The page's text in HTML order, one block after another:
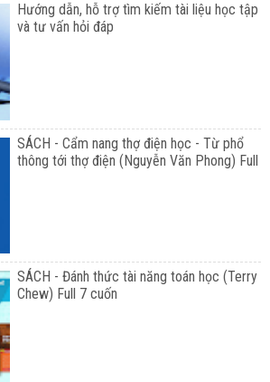
Hướng dẫn, hỗ trợ tìm kiếm tài liệu học tập
và tư vấn hỏi đáp
SÁCH - Cẩm nang thợ điện học - Từ phổ
thông tới thợ điện (Nguyễn Văn Phong) Full
SÁCH - Đánh thức tài năng toán học (Terry
Chew) Full 7 cuốn